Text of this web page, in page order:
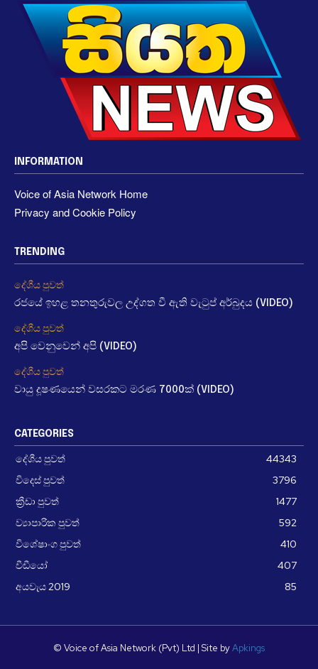
INFORMATION
Voice of Asia Network Home
Privacy and Cookie Policy
TRENDING
දේශීය පුවත්
රජයේ ඉහළ තනතුරුවල උද්ගත වී ඇති වැටුප් අර්බුදය (VIDEO)
දේශීය පුවත්
අපි වෙනුවෙන් අපි (VIDEO)
දේශීය පුවත්
වායු දූෂණයෙන් වසරකට මරණ 7000ක් (VIDEO)
CATEGORIES
දේශීය පුවත්
44343
විදෙස් පුවත්
3796
ක්‍රීඩා පුවත්
1477
ව්‍යාපාරික පුවත්
592
විශේෂාංග පුවත්
410
වීඩීයෝ
407
අයවැය 2019
85
© Voice of Asia Network (Pvt) Ltd | Site byApkings